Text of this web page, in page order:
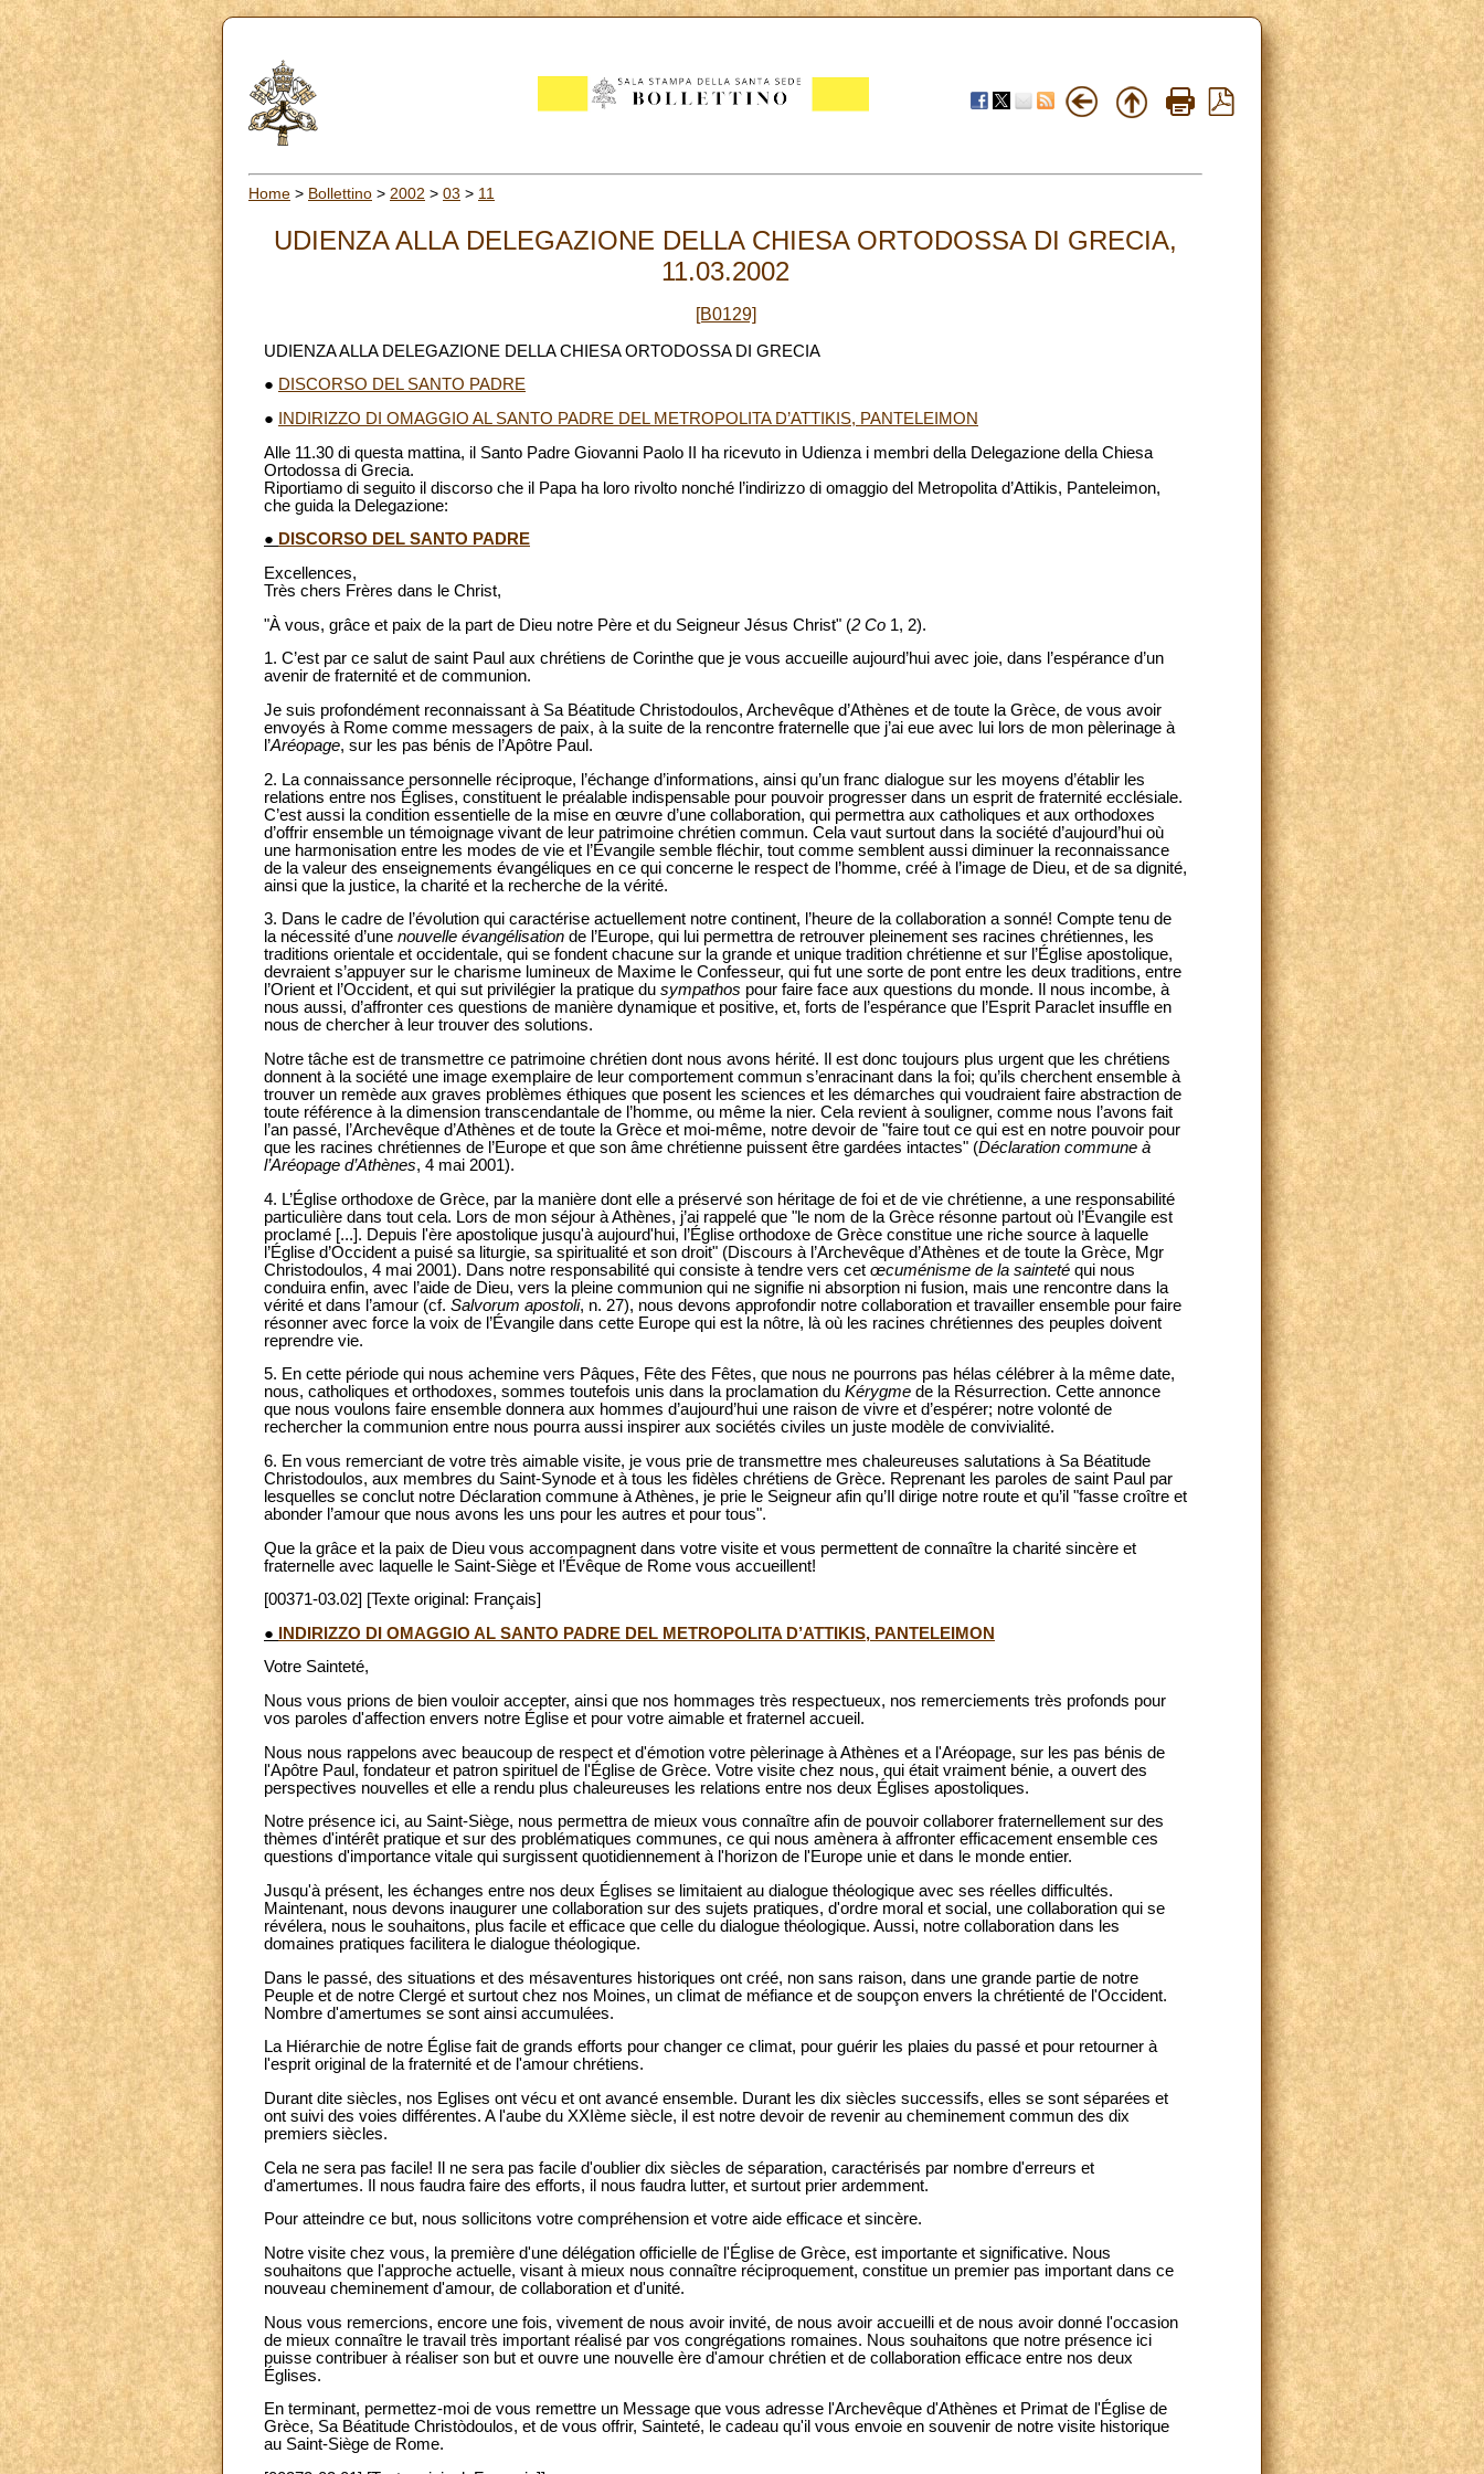
Home > Bollettino > 2002 > 03 > 11
UDIENZA ALLA DELEGAZIONE DELLA CHIESA ORTODOSSA DI GRECIA,
11.03.2002
[B0129]
UDIENZA ALLA DELEGAZIONE DELLA CHIESA ORTODOSSA DI GRECIA
● DISCORSO DEL SANTO PADRE
●
INDIRIZZO DI OMAGGIO AL SANTO PADRE DEL METROPOLITA D’ATTIKIS, PANTELEIMON
Alle 11.30 di questa mattina, il Santo Padre Giovanni Paolo II ha ricevuto in Udienza i membri della Delegazione della Chiesa
Ortodossa di Grecia.
Riportiamo di seguito il discorso che il Papa ha loro rivolto nonché l’indirizzo di omaggio del Metropolita d’Attikis, Panteleimon,
che guida la Delegazione:
● DISCORSO DEL SANTO PADRE
Excellences,
Très chers Frères dans le Christ,
"À vous, grâce et paix de la part de Dieu notre Père et du Seigneur Jésus Christ" (2 Co 1, 2).
1. C’est par ce salut de saint Paul aux chrétiens de Corinthe que je vous accueille aujourd’hui avec joie, dans l’espérance d’un
avenir de fraternité et de communion.
Je suis profondément reconnaissant à Sa Béatitude Christodoulos, Archevêque d’Athènes et de toute la Grèce, de vous avoir
envoyés à Rome comme messagers de paix, à la suite de la rencontre fraternelle que j’ai eue avec lui lors de mon pèlerinage à
l’Aréopage, sur les pas bénis de l’Apôtre Paul.
2. La connaissance personnelle réciproque, l’échange d’informations, ainsi qu’un franc dialogue sur les moyens d’établir les
relations entre nos Églises, constituent le préalable indispensable pour pouvoir progresser dans un esprit de fraternité ecclésiale.
C’est aussi la condition essentielle de la mise en œuvre d’une collaboration, qui permettra aux catholiques et aux orthodoxes
d’offrir ensemble un témoignage vivant de leur patrimoine chrétien commun. Cela vaut surtout dans la société d’aujourd’hui où
une harmonisation entre les modes de vie et l’Évangile semble fléchir, tout comme semblent aussi diminuer la reconnaissance
de la valeur des enseignements évangéliques en ce qui concerne le respect de l’homme, créé à l’image de Dieu, et de sa dignité,
ainsi que la justice, la charité et la recherche de la vérité.
3. Dans le cadre de l’évolution qui caractérise actuellement notre continent, l’heure de la collaboration a sonné! Compte tenu de
la nécessité d’une nouvelle évangélisation de l’Europe, qui lui permettra de retrouver pleinement ses racines chrétiennes, les
traditions orientale et occidentale, qui se fondent chacune sur la grande et unique tradition chrétienne et sur l’Église apostolique,
devraient s’appuyer sur le charisme lumineux de Maxime le Confesseur, qui fut une sorte de pont entre les deux traditions, entre
l’Orient et l’Occident, et qui sut privilégier la pratique du sympathos pour faire face aux questions du monde. Il nous incombe, à
nous aussi, d’affronter ces questions de manière dynamique et positive, et, forts de l’espérance que l’Esprit Paraclet insuffle en
nous de chercher à leur trouver des solutions.
Notre tâche est de transmettre ce patrimoine chrétien dont nous avons hérité. Il est donc toujours plus urgent que les chrétiens
donnent à la société une image exemplaire de leur comportement commun s’enracinant dans la foi; qu’ils cherchent ensemble à
trouver un remède aux graves problèmes éthiques que posent les sciences et les démarches qui voudraient faire abstraction de
toute référence à la dimension transcendantale de l’homme, ou même la nier. Cela revient à souligner, comme nous l’avons fait
l’an passé, l’Archevêque d’Athènes et de toute la Grèce et moi-même, notre devoir de "faire tout ce qui est en notre pouvoir pour
que les racines chrétiennes de l’Europe et que son âme chrétienne puissent être gardées intactes" (Déclaration commune à
l’Aréopage d’Athènes, 4 mai 2001).
4. L’Église orthodoxe de Grèce, par la manière dont elle a préservé son héritage de foi et de vie chrétienne, a une responsabilité
particulière dans tout cela. Lors de mon séjour à Athènes, j’ai rappelé que "le nom de la Grèce résonne partout où l’Évangile est
proclamé [...]. Depuis l'ère apostolique jusqu'à aujourd'hui, l’Église orthodoxe de Grèce constitue une riche source à laquelle
l’Église d’Occident a puisé sa liturgie, sa spiritualité et son droit" (Discours à l’Archevêque d’Athènes et de toute la Grèce, Mgr
Christodoulos, 4 mai 2001). Dans notre responsabilité qui consiste à tendre vers cet œcuménisme de la sainteté qui nous
conduira enfin, avec l’aide de Dieu, vers la pleine communion qui ne signifie ni absorption ni fusion, mais une rencontre dans la
vérité et dans l’amour (cf. Salvorum apostoli, n. 27), nous devons approfondir notre collaboration et travailler ensemble pour faire
résonner avec force la voix de l’Évangile dans cette Europe qui est la nôtre, là où les racines chrétiennes des peuples doivent
reprendre vie.
5. En cette période qui nous achemine vers Pâques, Fête des Fêtes, que nous ne pourrons pas hélas célébrer à la même date,
nous, catholiques et orthodoxes, sommes toutefois unis dans la proclamation du Kérygme de la Résurrection. Cette annonce
que nous voulons faire ensemble donnera aux hommes d’aujourd’hui une raison de vivre et d’espérer; notre volonté de
rechercher la communion entre nous pourra aussi inspirer aux sociétés civiles un juste modèle de convivialité.
6. En vous remerciant de votre très aimable visite, je vous prie de transmettre mes chaleureuses salutations à Sa Béatitude
Christodoulos, aux membres du Saint-Synode et à tous les fidèles chrétiens de Grèce. Reprenant les paroles de saint Paul par
lesquelles se conclut notre Déclaration commune à Athènes, je prie le Seigneur afin qu’Il dirige notre route et qu’il "fasse croître et
abonder l’amour que nous avons les uns pour les autres et pour tous".
Que la grâce et la paix de Dieu vous accompagnent dans votre visite et vous permettent de connaître la charité sincère et
fraternelle avec laquelle le Saint-Siège et l’Évêque de Rome vous accueillent!
[00371-03.02] [Texte original: Français]
●
INDIRIZZO DI OMAGGIO AL SANTO PADRE DEL METROPOLITA D’ATTIKIS, PANTELEIMON
Votre Sainteté,
Nous vous prions de bien vouloir accepter, ainsi que nos hommages très respectueux, nos remerciements très profonds pour
vos paroles d'affection envers notre Église et pour votre aimable et fraternel accueil.
Nous nous rappelons avec beaucoup de respect et d'émotion votre pèlerinage à Athènes et a l'Aréopage, sur les pas bénis de
l'Apôtre Paul, fondateur et patron spirituel de l'Église de Grèce. Votre visite chez nous, qui était vraiment bénie, a ouvert des
perspectives nouvelles et elle a rendu plus chaleureuses les relations entre nos deux Églises apostoliques.
Notre présence ici, au Saint-Siège, nous permettra de mieux vous connaître afin de pouvoir collaborer fraternellement sur des
thèmes d'intérêt pratique et sur des problématiques communes, ce qui nous amènera à affronter efficacement ensemble ces
questions d'importance vitale qui surgissent quotidiennement à l'horizon de l'Europe unie et dans le monde entier.
Jusqu'à présent, les échanges entre nos deux Églises se limitaient au dialogue théologique avec ses réelles difficultés.
Maintenant, nous devons inaugurer une collaboration sur des sujets pratiques, d'ordre moral et social, une collaboration qui se
révélera, nous le souhaitons, plus facile et efficace que celle du dialogue théologique. Aussi, notre collaboration dans les
domaines pratiques facilitera le dialogue théologique.
Dans le passé, des situations et des mésaventures historiques ont créé, non sans raison, dans une grande partie de notre
Peuple et de notre Clergé et surtout chez nos Moines, un climat de méfiance et de soupçon envers la chrétienté de l'Occident.
Nombre d'amertumes se sont ainsi accumulées.
La Hiérarchie de notre Église fait de grands efforts pour changer ce climat, pour guérir les plaies du passé et pour retourner à
l'esprit original de la fraternité et de l'amour chrétiens.
Durant dite siècles, nos Eglises ont vécu et ont avancé ensemble. Durant les dix siècles successifs, elles se sont séparées et
ont suivi des voies différentes. A l'aube du XXIème siècle, il est notre devoir de revenir au cheminement commun des dix
premiers siècles.
Cela ne sera pas facile! Il ne sera pas facile d'oublier dix siècles de séparation, caractérisés par nombre d'erreurs et
d'amertumes. Il nous faudra faire des efforts, il nous faudra lutter, et surtout prier ardemment.
Pour atteindre ce but, nous sollicitons votre compréhension et votre aide efficace et sincère.
Notre visite chez vous, la première d'une délégation officielle de l'Église de Grèce, est importante et significative. Nous
souhaitons que l'approche actuelle, visant à mieux nous connaître réciproquement, constitue un premier pas important dans ce
nouveau cheminement d'amour, de collaboration et d'unité.
Nous vous remercions, encore une fois, vivement de nous avoir invité, de nous avoir accueilli et de nous avoir donné l'occasion
de mieux connaître le travail très important réalisé par vos congrégations romaines. Nous souhaitons que notre présence ici
puisse contribuer à réaliser son but et ouvre une nouvelle ère d'amour chrétien et de collaboration efficace entre nos deux
Églises.
En terminant, permettez-moi de vous remettre un Message que vous adresse l'Archevêque d'Athènes et Primat de l'Église de
Grèce, Sa Béatitude Christòdoulos, et de vous offrir, Sainteté, le cadeau qu'il vous envoie en souvenir de notre visite historique
au Saint-Siège de Rome.